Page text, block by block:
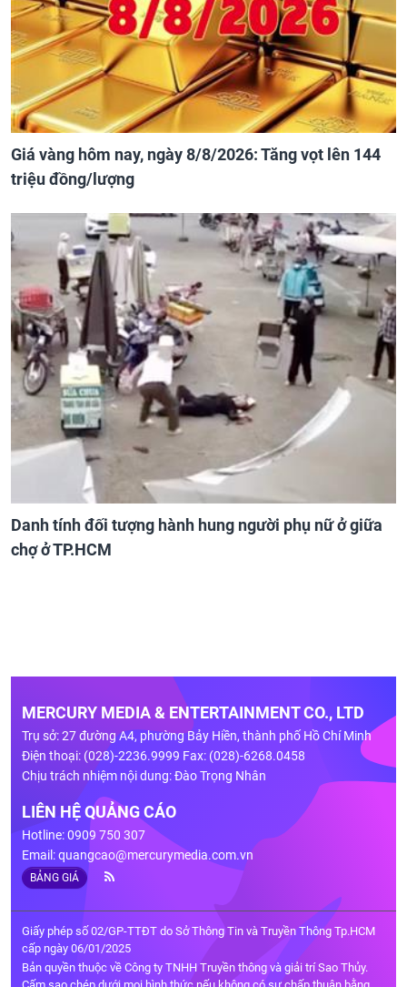
Giá vàng hôm nay, ngày 8/8/2026: Tăng vọt lên 144
triệu đồng/lượng
Danh tính đối tượng hành hung người phụ nữ ở giữa
chợ ở TP.HCM
MERCURY MEDIA & ENTERTAINMENT CO., LTD
Trụ sở: 27 đường A4, phường Bảy Hiền, thành phố Hồ Chí Minh
Điện thoại: (028)-2236.9999 Fax: (028)-6268.0458
Chịu trách nhiệm nội dung: Đào Trọng Nhân
LIÊN HỆ QUẢNG CÁO
Hotline: 0909 750 307
Email:quangcao@mercurymedia.com.vn
BẢNG GIÁ
Giấy phép số 02/GP-TTĐT do Sở Thông Tin và Truyền Thông Tp.HCM
cấp ngày 06/01/2025
Bản quyền thuộc về Công ty TNHH Truyền thông và giải trí Sao Thủy.